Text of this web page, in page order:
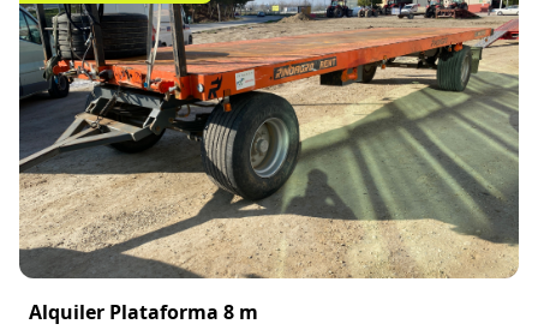
Alquiler Plataforma 8 m